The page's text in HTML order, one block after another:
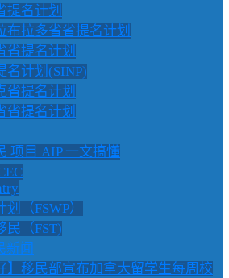
提名计划
布拉多省省提名计划
省提名计划
名计划(SINP)
省提名计划
省提名计划
项目 AIP 一文搞懂
（FSWP）
民（FST)
新闻
】移民部宣布加拿大留学生每周校